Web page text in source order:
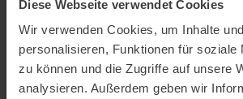
Diese Webseite verwendet Cookies
Wir verwenden Cookies, um Inhalte
personalisieren, Funktionen für soziale
zu können und die Zugriffe auf unsere
analysieren. Außerdem geben wir
hoogo orga-nicer
flipflop Düse